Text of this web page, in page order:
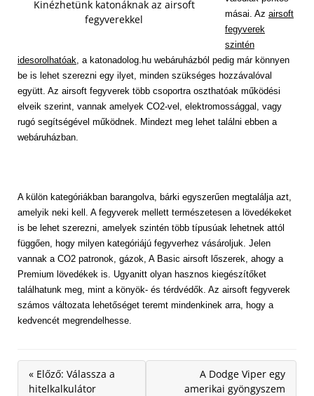
Kinézhetünk katonáknak az airsoft
fegyverekkel
másai. Az airsoft
fegyverek
szintén
idesorolhatóak, a katonadolog.hu webáruházból pedig már könnyen
be is lehet szerezni egy ilyet, minden szükséges hozzávalóval
együtt. Az airsoft fegyverek több csoportra oszthatóak működési
elveik szerint, vannak amelyek CO2-vel, elektromossággal, vagy
rugó segítségével működnek. Mindezt meg lehet találni ebben a
webáruházban.
A külön kategóriákban barangolva, bárki egyszerűen megtalálja azt,
amelyik neki kell. A fegyverek mellett természetesen a lövedékeket
is be lehet szerezni, amelyek szintén több típusúak lehetnek attól
függően, hogy milyen kategóriájú fegyverhez vásároljuk. Jelen
vannak a CO2 patronok, gázok, A Basic airsoft lőszerek, ahogy a
Premium lövedékek is. Ugyanitt olyan hasznos kiegészítőket
találhatunk meg, mint a könyök- és térdvédők. Az airsoft fegyverek
számos változata lehetőséget teremt mindenkinek arra, hogy a
kedvencét megrendelhesse.
« Előző: Válassza a
hitelkalkulátor
A Dodge Viper egy
amerikai gyöngyszem